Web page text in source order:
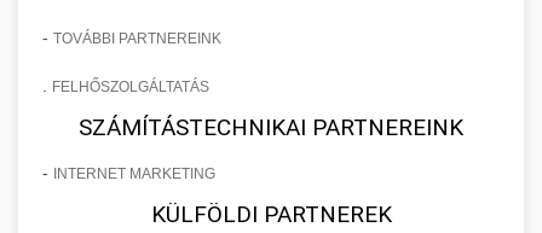
- TOVÁBBI PARTNEREINK
FELHŐSZOLGÁLTATÁS
SZÁMÍTÁSTECHNIKAI PARTNEREINK
- INTERNET MARKETING
KÜLFÖLDI PARTNEREK